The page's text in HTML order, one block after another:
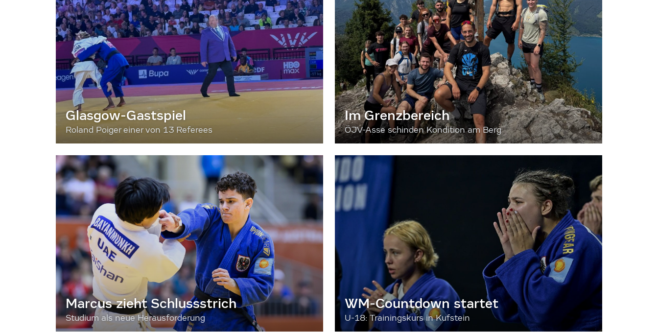
Glasgow-Gastspiel
Roland Poiger einer von 13 Referees
Im Grenzbereich
ÖJV-Asse schinden Kondition am Berg
Marcus zieht Schlussstrich
Studium als neue Herausforderung
WM-Countdown startet
U-18: Trainingskurs in Kufstein